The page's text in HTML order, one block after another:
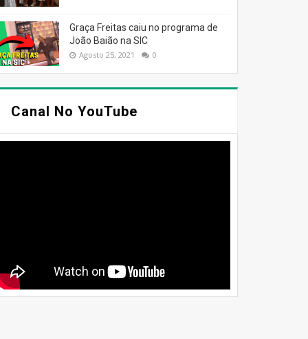
Graça Freitas caiu no programa de
João Baião na SIC
Agosto 25, 2021 0
Canal No YouTube